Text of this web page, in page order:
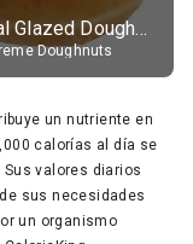
Original Glazed Doughnut
Doughnuts
un nutriente en
calorías al día se
valores diarios
sus necesidades
un organismo